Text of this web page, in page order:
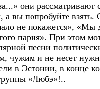
они рассматривают
вы попробуйте взять.
не покажется», «Мы
парня». При этом
песни
чужим и не несет
в Эстонии, в конце
«Любэ»!..